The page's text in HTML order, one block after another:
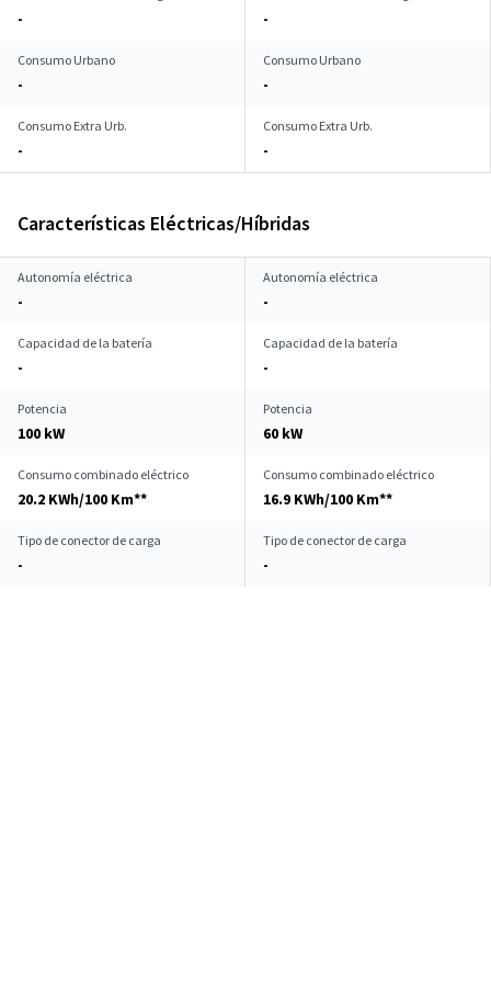
- -
Consumo Urbano
-
Consumo Urbano
-
Consumo Extra Urb.
-
Consumo Extra Urb.
-
Características Eléctricas/Híbridas
Autonomía eléctrica
-
Autonomía eléctrica
-
Capacidad de la batería
-
Capacidad de la batería
-
Potencia
100 kW
Potencia
60 kW
Consumo combinado eléctrico
20.2 KWh/100 Km**
Consumo combinado eléctrico
16.9 KWh/100 Km**
Tipo de conector de carga
-
Tipo de conector de carga
-